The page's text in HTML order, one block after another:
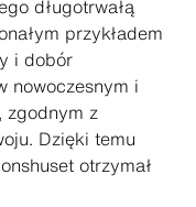
długotrwałą
przykładem
i dobór
nowoczesnym i
zgodnym z
Dzięki temu
otrzymał